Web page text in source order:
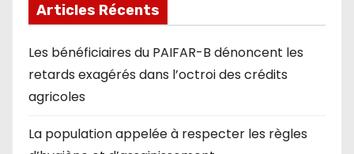
Articles Récents
Les bénéficiaires du PAIFAR-B dénoncent les
retards exagérés dans l’octroi des crédits
agricoles
La population appelée à respecter les règles